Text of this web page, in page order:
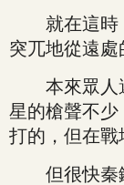
就在這時，
突兀地從遠處
本來眾人還
星的槍聲不
打的，但在戰
但很快秦鐵